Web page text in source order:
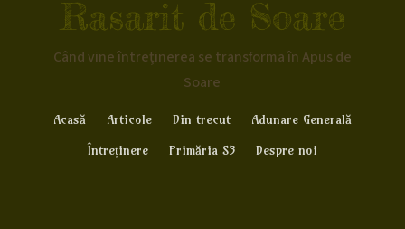
Rasarit de Soare
Când vine întreținerea se transforma în Apus de
Soare
Acasă Articole Din trecut
Adunare Generală
Întreținere
Primăria S3 Despre noi